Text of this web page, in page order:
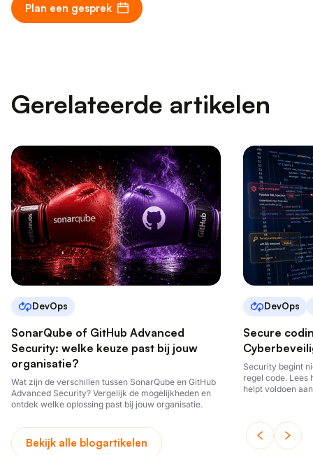
Plan een gesprek
Gerelateerde artikelen
DevOps
SonarQube of GitHub Advanced
Security: welke keuze past bij jouw
organisatie?
Wat zijn de verschillen tussen SonarQube en GitHub
Advanced Security? Vergelijk de mogelijkheden en
ontdek welke oplossing past bij jouw organisatie.
DevOps
Secure
Security begint
regel code. Lees
helpt voldoen
Bekijk alle blogartikelen